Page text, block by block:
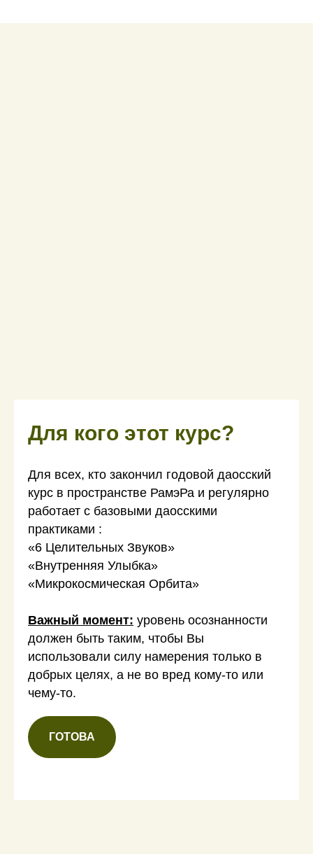
Для кого этот курс?
Для всех, кто закончил годовой даосский
курс в пространстве РамэРа и регулярно
работает с базовыми даосскими
практиками :
«6 Целительных Звуков»
«Внутренняя Улыбка»
«Микрокосмическая Орбита»
Важный момент: уровень осознанности
должен быть таким, чтобы Вы
использовали силу намерения только в
добрых целях, а не во вред кому-то или
чему-то.
ГОТОВА